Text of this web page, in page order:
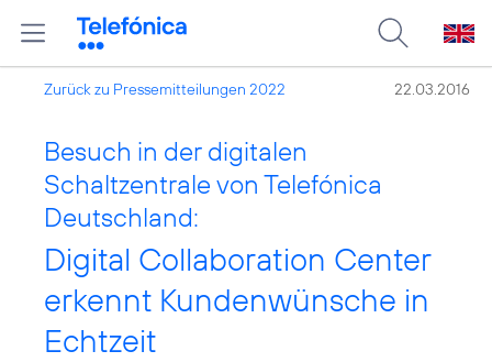
Zurück zu Pressemitteilungen 2022 22.03.2016
Besuch in der digitalen
Schaltzentrale von Telefónica
Deutschland:
Digital Collaboration Center
erkennt Kundenwünsche in
Echtzeit